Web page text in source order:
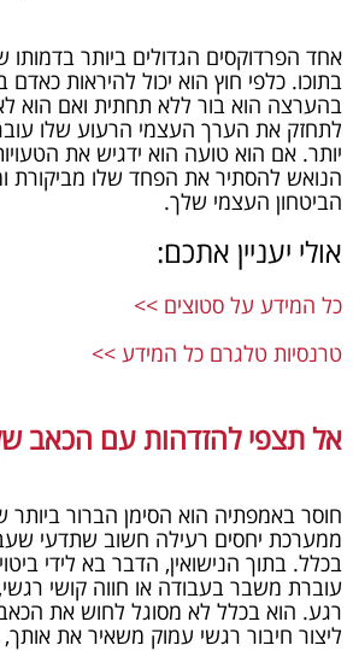
אחד הפרדוקסים הגדולים ביותר בדמותו
בתוכו. כלפי חוץ הוא יכול להיראות
בהערצה הוא בור ללא תחתית ואם הוא
לתחזק את הערך העצמי הרעוע שלו
יותר. אם הוא טועה הוא ידגיש את
הנואש להסתיר את הפחד שלו מביקורת
הביטחון העצמי שלך.
אולי יעניין אתכם:
כל המידע על סטוצים >>
טרנסיות טלגרם​ כל המידע >>
אל תצפי להזדהות עם הכאב
חוסר באמפתיה הוא הסימן הברור
ממערכת יחסים רעילה חשוב שתדעי
בכלל. בתוך הנישואין, הדבר בא לידי
עוברת משבר בעבודה או חווה קושי
רגע. הוא בכלל לא מסוגל לחוש את
ליצור חיבור רגשי עמוק משאיר את